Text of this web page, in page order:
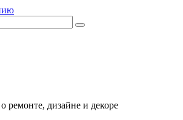
ремонте, дизайне и декоре